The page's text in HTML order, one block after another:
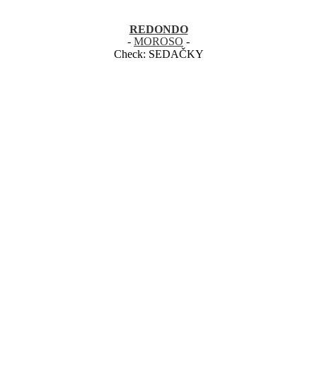
REDONDO
- MOROSO -
Check: SEDAČKY